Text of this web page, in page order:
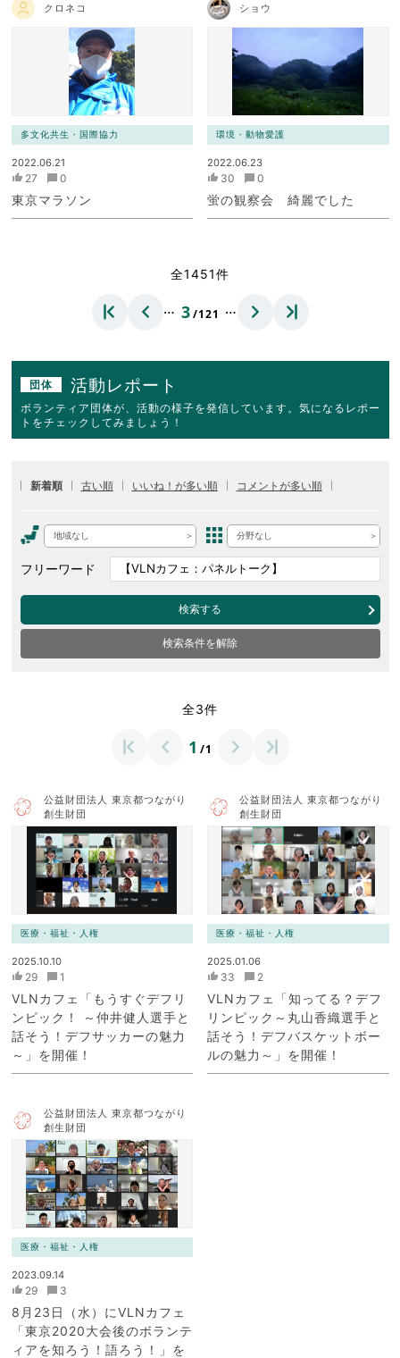
クロネコ
多文化共生・国際協力
2022.06.21
27 0
東京マラソン
ショウ
環境・動物愛護
2022.06.23
30 0
蛍の観察会 綺麗でした
全1451件
… 3/121 …
団体 活動レポート
ボランティア団体が、活動の様子を発信しています。気になるレポー
トをチェックしてみましょう！
新着順 古い順 いいね！が多い順 コメントが多い順
地域なし 分野なし
フリーワード
検索する
検索条件を解除
全3件
1 /1
公益財団法人 東京都つながり
創生財団
医療・福祉・人権
2025.10.10
29 1
VLNカフェ「もうすぐデフリ
ンピック！ ～仲井健人選手と
話そう！デフサッカーの魅力
～」を開催！
公益財団法人 東京都つながり
創生財団
医療・福祉・人権
2025.01.06
33 2
VLNカフェ「知ってる？デフ
リンピック～丸山香織選手と
話そう！デフバスケットボー
ルの魅力～」を開催！
公益財団法人 東京都つながり
創生財団
医療・福祉・人権
2023.09.14
29 3
8月23日（水）にVLNカフェ
「東京2020大会後のボランテ
ィアを知ろう！語ろう！」を